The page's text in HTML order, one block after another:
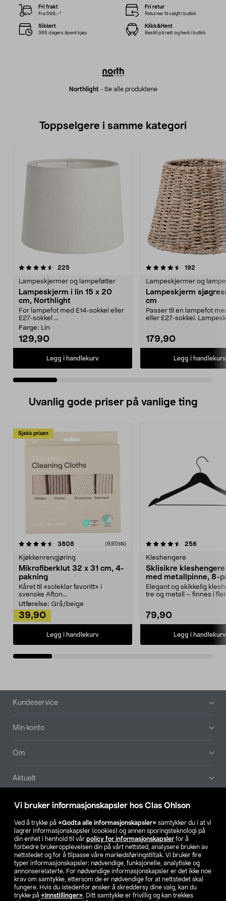
Vi bruker informasjonskapsler hos Clas Ohlson
Ved å trykke på «Godta alle informasjonskapsler» samtykker du i at vi
lagrer informasjonskapsler (cookies) og annen sporingsteknologi på
din enhet i henhold til vår policy for informasjonskapsler for å
forbedre brukeropplevelsen din på vårt nettsted, analysere bruken av
nettstedet og for å tilpasse våre markedsføringstiltak. Vi bruker fire
typer informasjonskapsler: nødvendige, funksjonelle, analytiske og
annonserelaterte. For nødvendige informasjonskapsler er det ikke noe
krav om samtykke, ettersom de er nødvendige for at nettstedet skal
fungere. Hvis du istedenfor ønsker å skreddersy dine valg, kan du
trykke på «Innstillinger». Ditt samtykke er frivillig og kan trekkes
Northlight - Se alle produktene
Fri frakt
Fra 599,–*
Fri retur
Returner til valgfri butikk
Sikkert
365 dagers åpent kjøp
Klikk&Hent
Bestill på nett og hent i butikk
Toppselgere i samme kategori
225anmeldelser
Lampeskjermer og lampeføtter
Lampeskjerm i lin 15 x 20
cm, Northlight
For lampefot med E14-sokkel eller
E27-sokkel ...
Farge: Lin
129,90
Legg i handlekurv
4.5 av 5 stjerner 192
Lampeskjermer og
Lampeskjerm
cm
Passer til en lampefot
eller E27-sokkel.
179,90
Legg i handlekurv
4.5 av 5 stjerner
Uvanlig gode priser på vanlige ting
Sjekk prisen
3808anmeldelser(9,97/stk)
Kjøkkenrengjøring
Mikrofiberklut 32 x 31 cm, 4-
pakning
Kåret til «soleklar favoritt» i
svenske Afton...
Utførelse: Grå/beige
39,90
Legg i handlekurv
4.5av 5 stjerner 256
Kleshengere
Sklisikre
med metallpinne, 8-
Elegant og skikkelig
tre og metall – finnes i
79,90
Legg i handlekurv
4.5av 5 stjerner
Bunntekst
Kundeservice
Min konto
Om
Aktuelt
Våre selskaper
Finn din butikk
SE NO FI